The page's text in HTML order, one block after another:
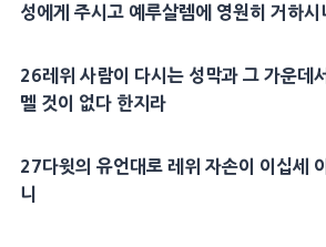
성에게 주시고 예루살렘에 영원히 거하시
26레위 사람이 다시는 성막과 그 가운데
멜 것이 없다 한지라
27다윗의 유언대로 레위 자손이 이십세
니